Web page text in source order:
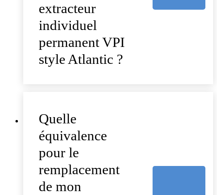
extracteur
individuel
permanent VPI
style Atlantic ?
Quelle
équivalence
pour le
remplacement
de mon